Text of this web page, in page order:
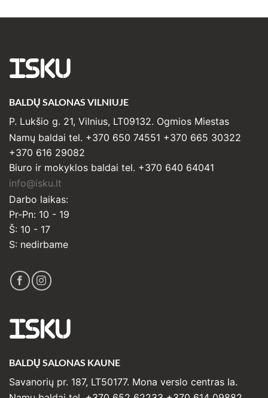
ISKU
BALDŲ SALONAS VILNIUJE
P. Lukšio g. 21, Vilnius, LT09132. Ogmios Miestas
Namų baldai tel. +370 650 74551 +370 665 30322
+370 616 29082
Biuro ir mokyklos baldai tel. +370 640 64041
info@isku.lt
Darbo laikas:
Pr-Pn: 10 - 19
Š: 10 - 17
S: nedirbame
ISKU
BALDŲ SALONAS KAUNE
Savanorių pr. 187, LT50177. Mona verslo centras Ia.